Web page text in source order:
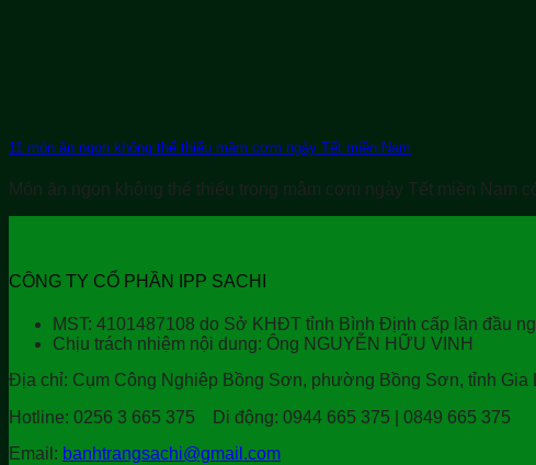
11 món ăn ngon không thể thiếu mâm cơm ngày Tết miền Nam
Món ăn ngon không thể thiếu trong mâm cơm ngày Tết miền Nam
CÔNG TY CỔ PHẦN IPP SACHI
MST: 4101487108 do Sở KHĐT tỉnh Bình Định cấp lần đầu
Chịu trách nhiệm nội dung: Ông NGUYỄN HỮU VINH
Địa chỉ: Cụm Công Nghiệp Bồng Sơn, phường Bồng Sơn, tỉnh Gia
Hotline: 0256 3 665 375 Di động: 0944 665 375 | 0849 665 375
Email: banhtrangsachi@gmail.com